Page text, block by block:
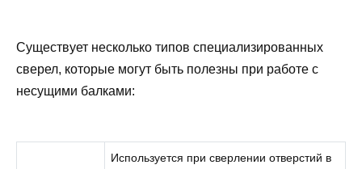
Существует несколько типов специализированных
сверел, которые могут быть полезны при работе с
несущими балками:
Используется при сверлении отверстий в